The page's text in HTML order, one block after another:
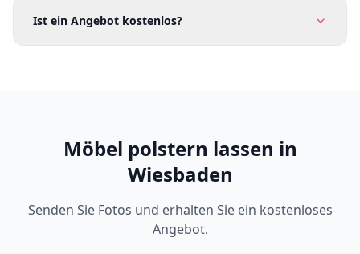
Ist ein Angebot kostenlos?
Möbel polstern lassen in
Wiesbaden
Senden Sie Fotos und erhalten Sie ein kostenloses
Angebot.